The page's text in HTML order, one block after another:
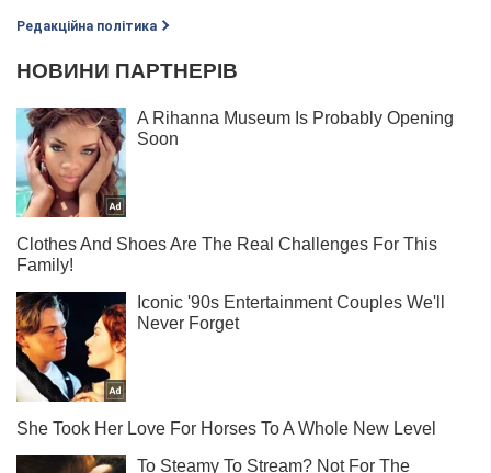
Редакційна політика